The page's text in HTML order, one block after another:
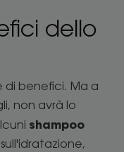
dello
di benefici. Ma a
non avrà lo
shampoo